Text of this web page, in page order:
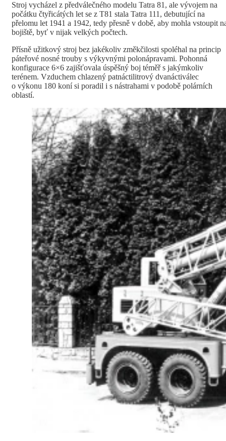
Stroj vycházel z předválečného modelu Tatra 81, ale vývojem na
počátku čtyřicátých let se z T81 stala Tatra 111, debutující na
přelomu let 1941 a 1942, tedy přesně v době, aby mohla vstoupit
bojiště, byť v nijak velkých počtech.
Přísně užitkový stroj bez jakékoliv změkčilosti spoléhal na princip
páteřové nosné trouby s výkyvnými polonápravami. Pohonná
konfigurace 6×6 zajišťovala úspěšný boj téměř s jakýmkoliv
terénem. Vzduchem chlazený patnáctilitrový dvanáctiválec
o výkonu 180 koní si poradil i s nástrahami v podobě polárních
oblastí.